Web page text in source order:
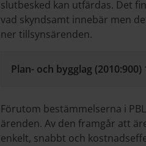
slutbesked kan utfärdas. Det
vad skyndsamt innebär men
ner tillsynsärenden.
Plan- och bygglag (2010:900)
Förutom bestämmelserna i
ärenden. Av den framgår att
enkelt, snabbt och